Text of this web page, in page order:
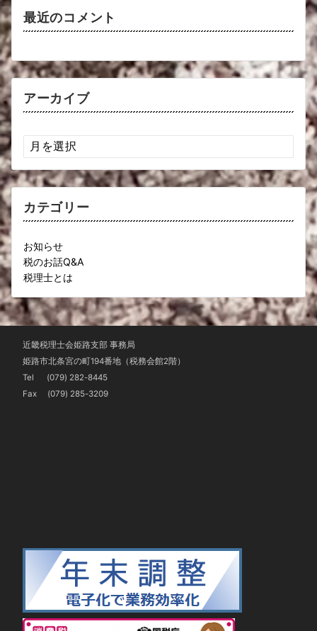
最近のコメント
アーカイブ
ア
ー
カ
イ
カテゴリー
お知らせ
税のお話Q&A
税理士とは
近畿税理士会姫路支部 事務局
姫路市北条宮の町194番地（税務会館2階）
Tel (079) 282-8445
Fax (079) 285-3209